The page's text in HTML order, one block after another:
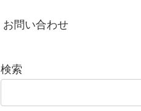
お問い合わせ
検索